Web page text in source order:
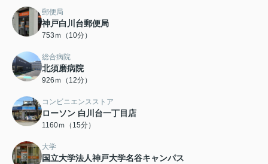
郵便局
神戸白川台郵便局
753ｍ（10分）
総合病院
北須磨病院
926ｍ（12分）
コンビニエンスストア
ローソン 白川台一丁目店
1160ｍ（15分）
大学
国立大学法人神戸大学名谷キャンパス